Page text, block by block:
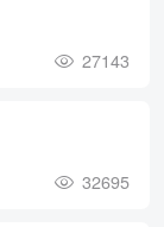
27143
32695